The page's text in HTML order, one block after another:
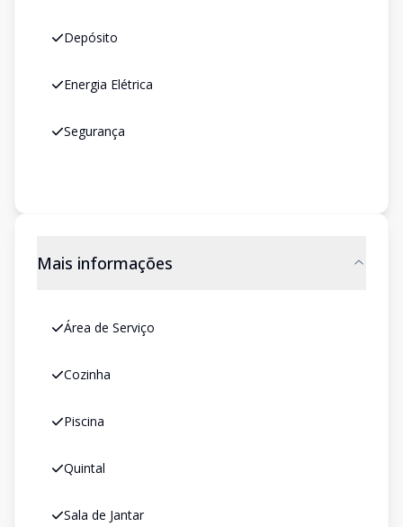
Depósito
Energia Elétrica
Segurança
Mais informações
Área de Serviço
Cozinha
Piscina
Quintal
Sala de Jantar